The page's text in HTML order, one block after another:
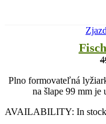
Plno formovateľná
na šlape 99 mm
AVAILABILITY: In stock